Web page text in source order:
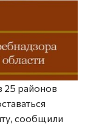
25 районов
сообщили